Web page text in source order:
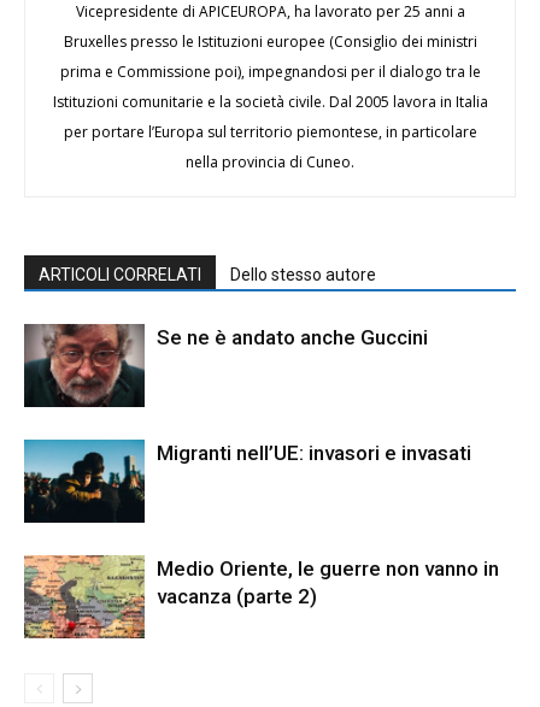
Vicepresidente di APICEUROPA, ha lavorato per 25 anni a
Bruxelles presso le Istituzioni europee (Consiglio dei ministri
prima e Commissione poi), impegnandosi per il dialogo tra le
Istituzioni comunitarie e la società civile. Dal 2005 lavora in Italia
per portare l’Europa sul territorio piemontese, in particolare
nella provincia di Cuneo.
ARTICOLI CORRELATI Dello stesso autore
Se ne è andato anche Guccini
Migranti nell’UE: invasori e invasati
Medio Oriente, le guerre non vanno in
vacanza (parte 2)